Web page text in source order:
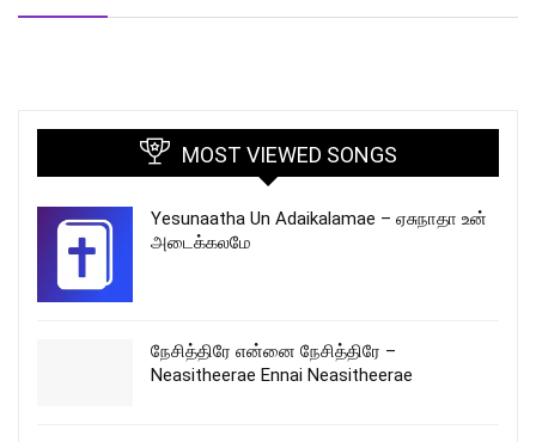
MOST VIEWED SONGS
Yesunaatha Un Adaikalamae – ஏசுநாதா உன்
அடைக்கலமே
நேசித்திரே என்னை நேசித்திரே –
Neasitheerae Ennai Neasitheerae